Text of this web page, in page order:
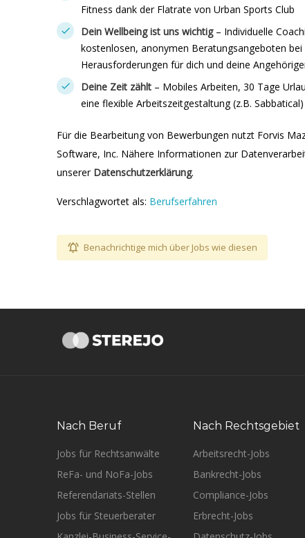
Fitness dank der Flatrate von Urban Sports Club
Dein Wellbeing ist uns wichtig – Individuelle
kostenlosen, anonymen Beratungsangeboten
Herausforderungen für dich und deine
Deine Zeit zählt – Mobiles Arbeiten, 30 Tage
eine flexible Arbeitszeitgestaltung (z.B. Sabbatical)
Für die Bearbeitung von Bewerbungen nutzt Forvis
Software, Inc. Nähere Informationen zur
unserer Datenschutzerklärung.
Verschlagwortet als: Berufserfahren
Benachrichtige mich über Jobs wie diesen
Nach Beruf
Jobs für Rechtsanwälte
ReFa- und NoFa-Jobs
Referendariats-Stellen
Jobs für Steuerberater
Nach Rechtsgebiet
Arbeitsrecht-Jobs
Bankrecht-Jobs
Compliance-Jobs
Erbrecht-Jobs